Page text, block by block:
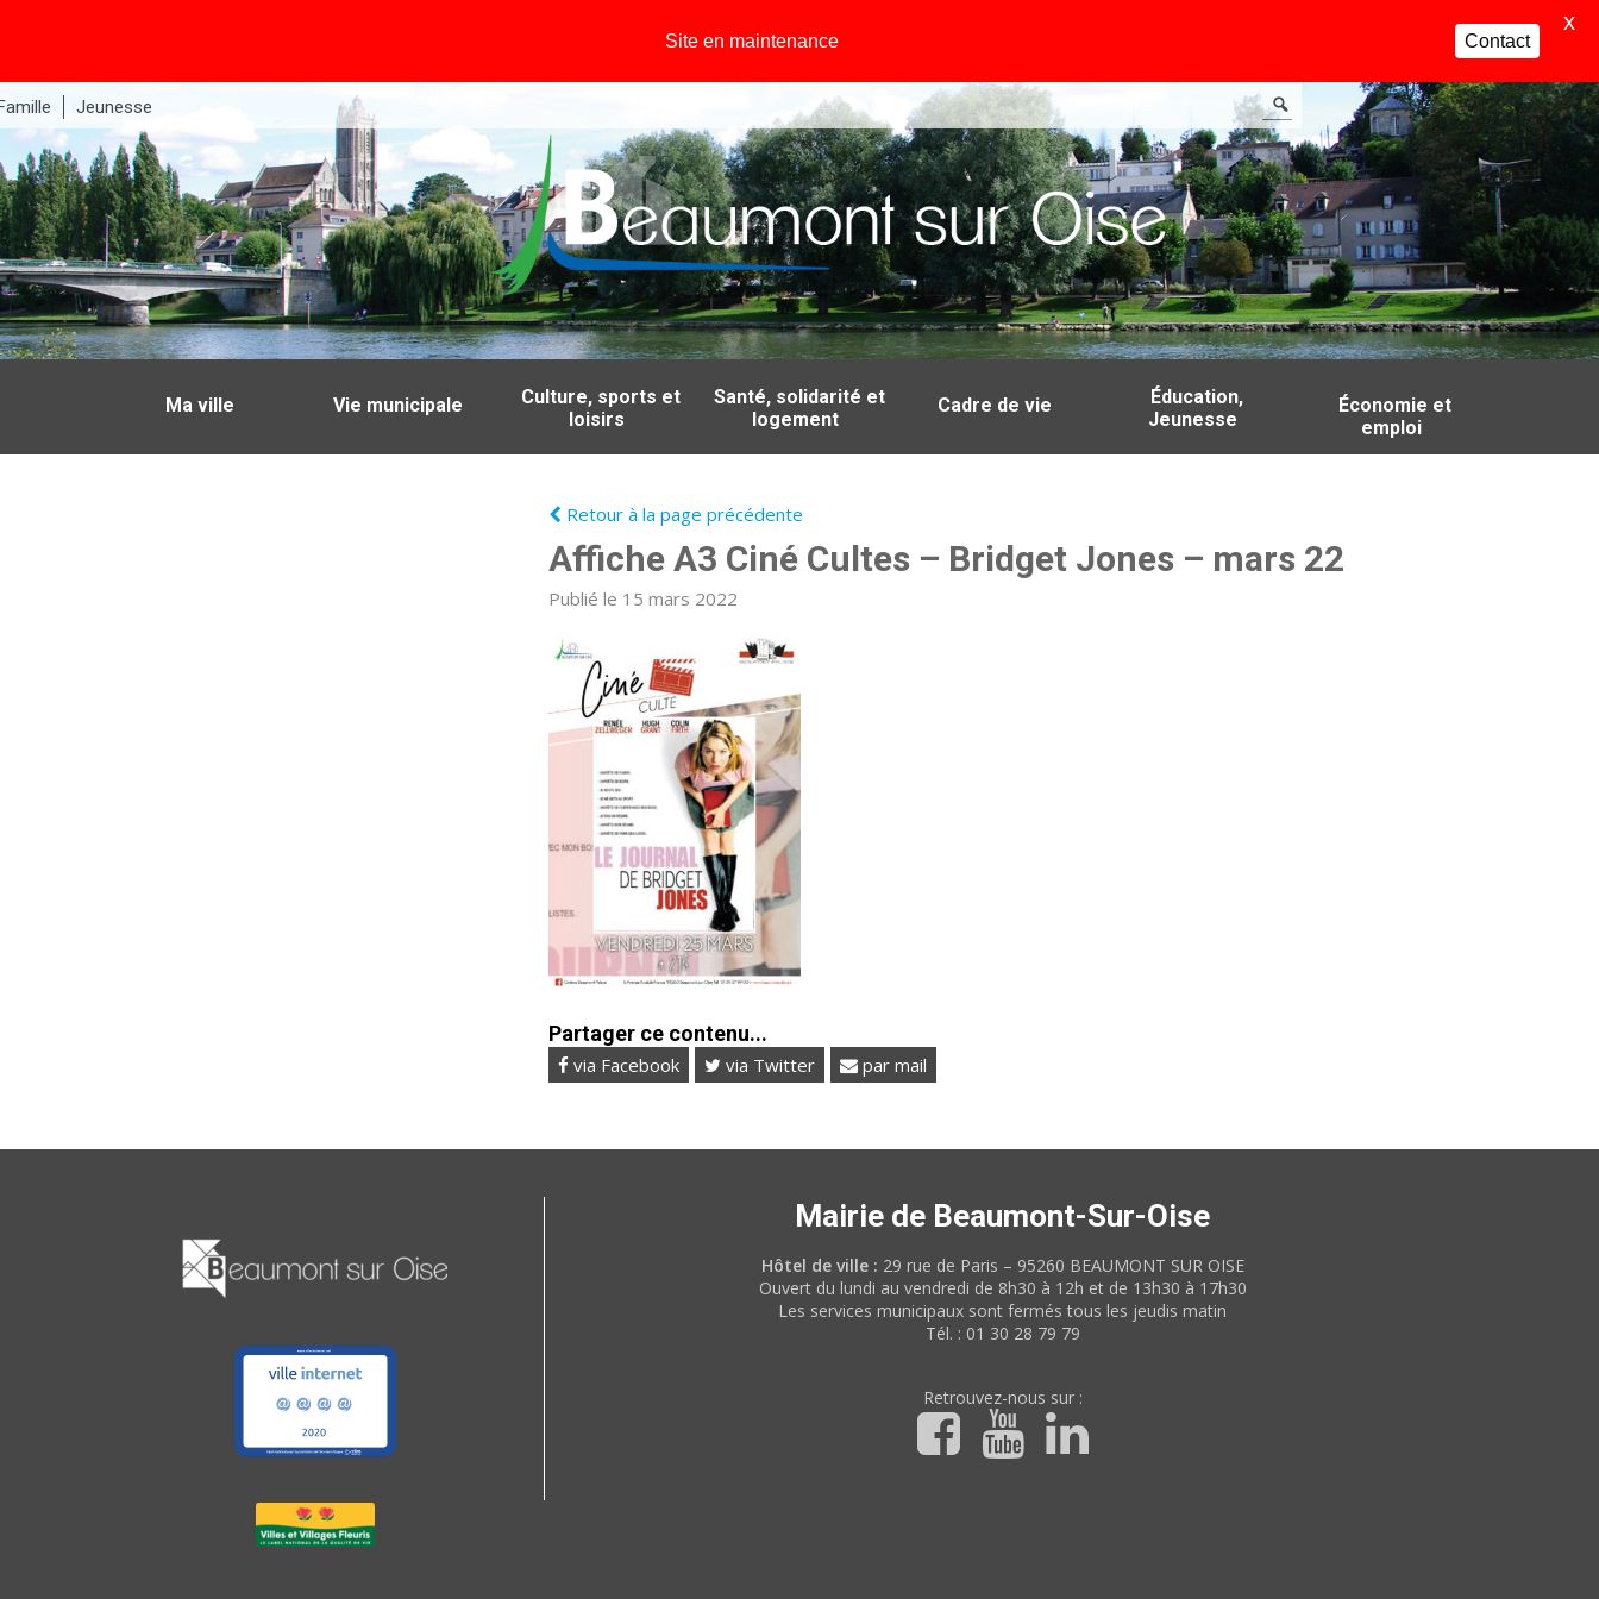
Jeunesse
Ma ville Vie municipale
Culture, sports et
loisirs
Santé, solidarité et
logement
Cadre de vie
Éducation,
Jeunesse
Économie et
emploi
Retour à la page précédente
Affiche A3 Ciné Cultes – Bridget Jones – mars 22
Publié le 15 mars 2022
Partager ce contenu...
via Facebook via Twitter par mail
Mairie de Beaumont-Sur-Oise
Hôtel de ville : 29 rue de Paris – 95260 BEAUMONT SUR OISE
Ouvert du lundi au vendredi de 8h30 à 12h et de 13h30 à 17h30
Les services municipaux sont fermés tous les jeudis matin
Tél. : 01 30 28 79 79
Retrouvez-nous sur :
Site en maintenance Contact
X